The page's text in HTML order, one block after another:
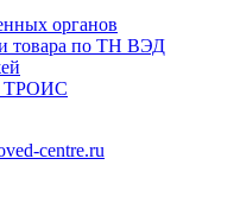
органов
товара по ТН ВЭД
ТРОИС
centre.ru